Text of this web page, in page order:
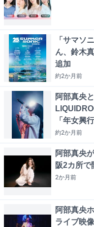
「サマソ
ん、鈴木
追加
約2か月前
阿部真央
「年女興
約2か月前
阿部真央
阪2カ所で
2か月前
阿部真央
ライブ映